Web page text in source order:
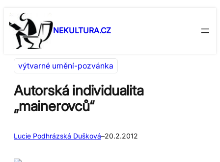
Přeskočit
na
obsah
Skip
to
content
NEKULTURA.CZ
výtvarné umění-pozvánka
Autorská individualita
„mainerovců“
Lucie Podhrázská Dušková–20.2.2012